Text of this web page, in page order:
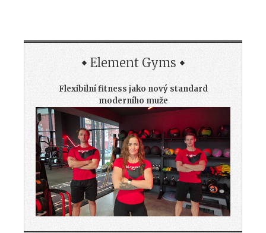
Element Gyms
Flexibilní fitness jako nový standard
moderního muže